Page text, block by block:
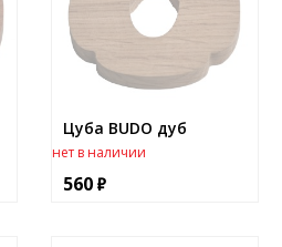
Цуба BUDO дуб
нет в наличии
560